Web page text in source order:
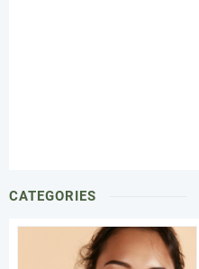
CATEGORIES